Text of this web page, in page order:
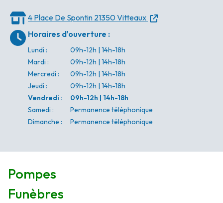
4 Place De Spontin 21350 Vitteaux
Horaires d'ouverture :
Lundi :
09h-12h | 14h-18h
Mardi :
09h-12h | 14h-18h
Mercredi :
09h-12h | 14h-18h
Jeudi :
09h-12h | 14h-18h
Vendredi :
09h-12h | 14h-18h
Samedi :
Permanence téléphonique
Dimanche : Permanence téléphonique
Pompes
Funèbres